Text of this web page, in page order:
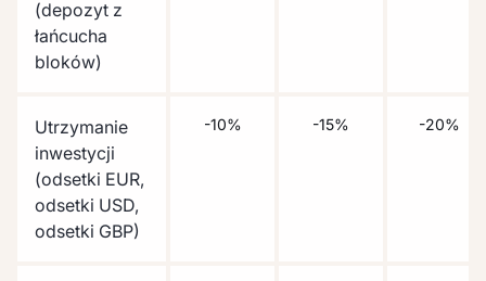
(depozyt z
łańcucha
bloków)
Utrzymanie
inwestycji
(odsetki EUR,
odsetki USD,
odsetki GBP)
-10% -15% -20%